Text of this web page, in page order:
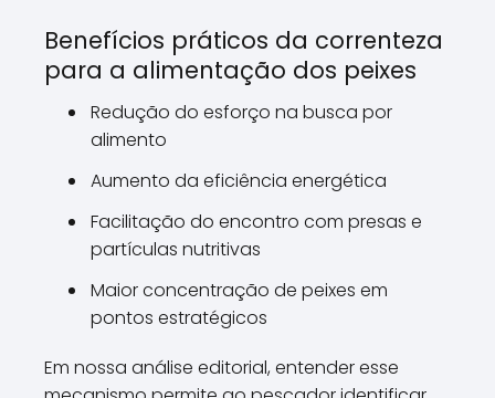
Benefícios práticos da correnteza
para a alimentação dos peixes
Redução do esforço na busca por
alimento
Aumento da eficiência energética
Facilitação do encontro com presas e
partículas nutritivas
Maior concentração de peixes em
pontos estratégicos
Em nossa análise editorial, entender esse